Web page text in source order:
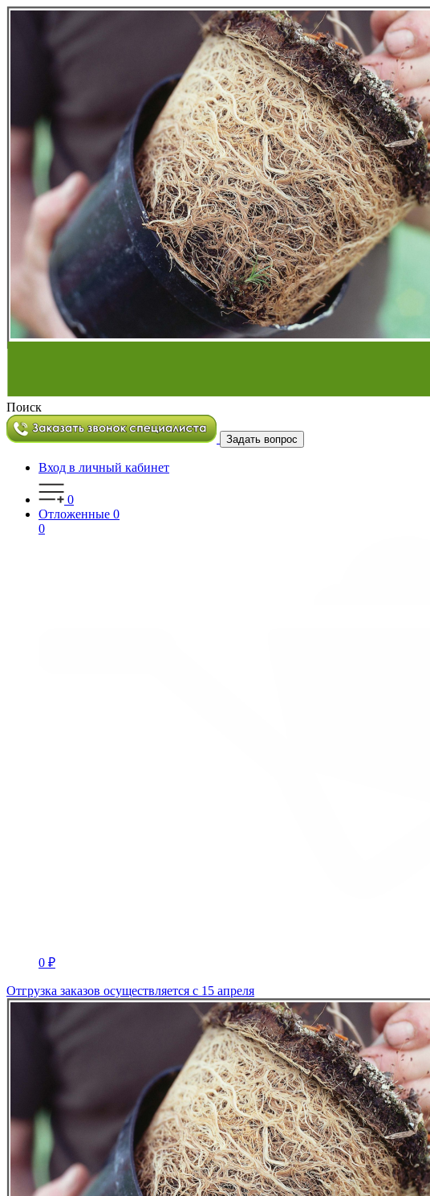
Поиск
Задать вопрос
Вход в личный кабинет
0
Отложенные 0
0
0 ₽
Отгрузка заказов осуществляется с 15 апреля